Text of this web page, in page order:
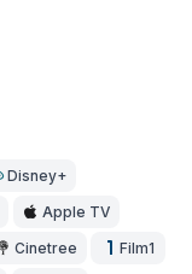
Disney+
Apple TV
Cinetree Film1